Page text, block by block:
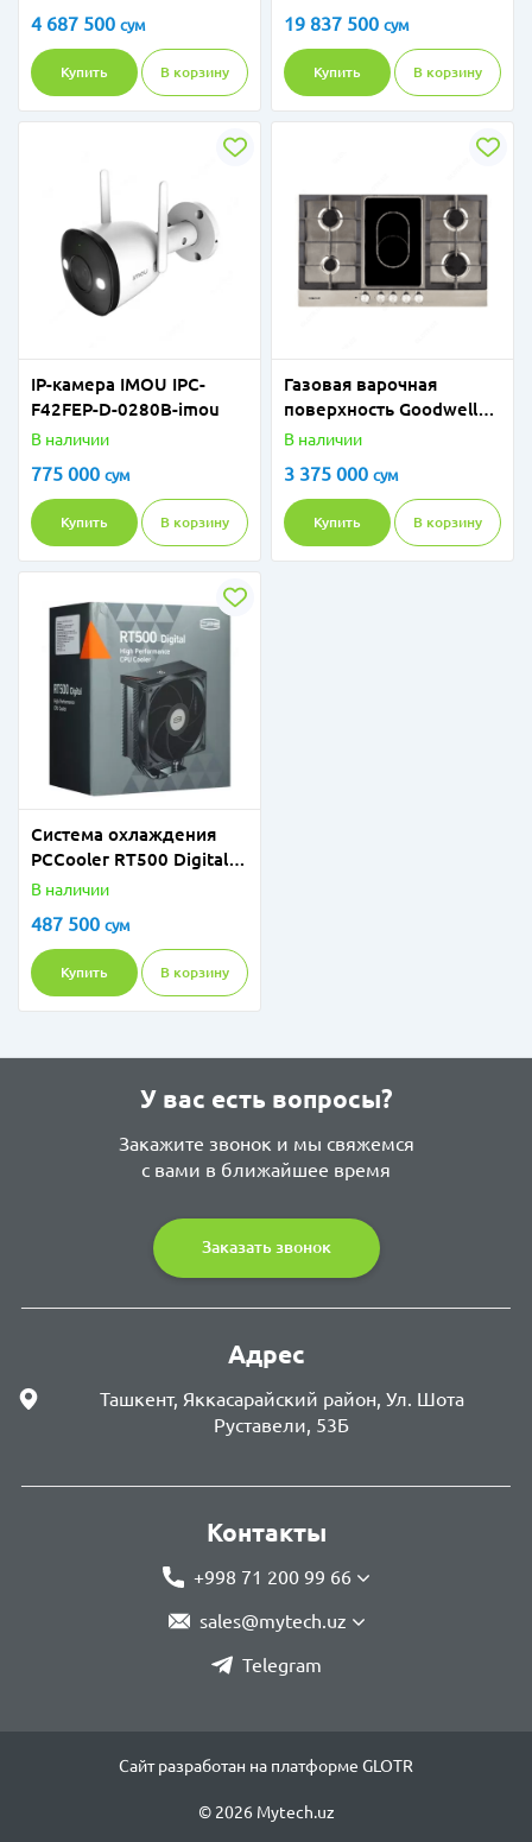
4 687 500 сум
Купить В корзину
19 837 500 сум
Купить В корзину
IP-камера IMOU IPC-
F42FEP-D-0280B-imou
В наличии
775 000 сум
Купить В корзину
Газовая варочная
поверхность Goodwell
94E1 CS
В наличии
3 375 000 сум
Купить В корзину
Система охлаждения
PCCooler RT500 Digital
BK
В наличии
487 500 сум
Купить В корзину
У вас есть вопросы?
Закажите звонок и мы свяжемся
с вами в ближайшее время
Заказать звонок
Адрес
Ташкент, Яккасарайский район, Ул. Шота
Руставели, 53Б
Контакты
+998 71 200 99 66
sales@mytech.uz
Telegram
Сайт разработан на платформе GLOTR
© 2026 Mytech.uz